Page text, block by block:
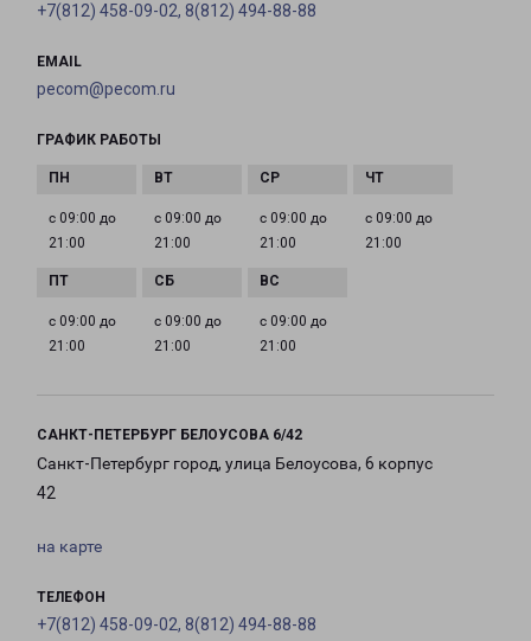
+7(812) 458-09-02, 8(812) 494-88-88
EMAIL
pecom@pecom.ru
ГРАФИК РАБОТЫ
с 09:00 до
21:00
с 09:00 до
21:00
с 09:00 до
21:00
с 09:00 до
21:00
с 09:00 до
21:00
с 09:00 до
21:00
с 09:00 до
21:00
САНКТ-ПЕТЕРБУРГ БЕЛОУСОВА 6/42
Санкт-Петербург город, улица Белоусова, 6 корпус
42
на карте
ТЕЛЕФОН
+7(812) 458-09-02, 8(812) 494-88-88